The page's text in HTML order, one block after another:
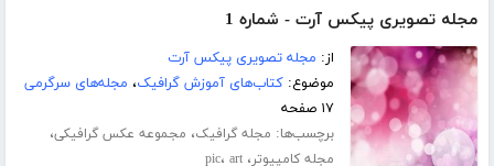
مجله تصویری پیکس آرت - شماره 1
از: مجله تصویری پیکس آرت
موضوع:کتاب‌های آموزش گرافیک، مجله‌های سرگرمی
۱۷ صفحه
برچسب‌ها: مجله گرافیک، مجموعه عکس گرافیکی،
مجله کامپیوتر، pic، art